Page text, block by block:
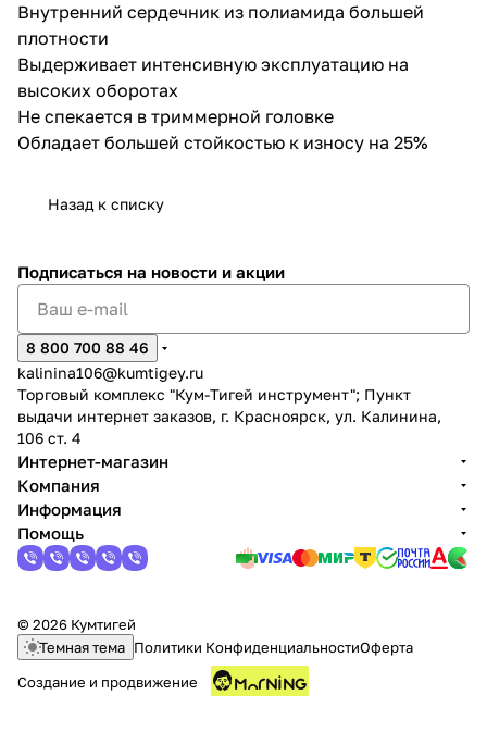
Внутренний сердечник из полиамида большей
плотности
Выдерживает интенсивную эксплуатацию на
высоких оборотах
Не спекается в триммерной головке
Обладает большей стойкостью к износу на 25%
Назад к списку
Подписаться на новости и акции
8 800 700 88 46
kalinina106@kumtigey.ru
Торговый комплекс "Кум-Тигей инструмент"; Пункт
выдачи интернет заказов, г. Красноярск, ул. Калинина,
106 ст. 4
Интернет-магазин
Компания
Информация
Помощь
© 2026 Кумтигей
Темная тема Политики КонфиденциальностиОферта
Создание и продвижение
раз в 2 недели